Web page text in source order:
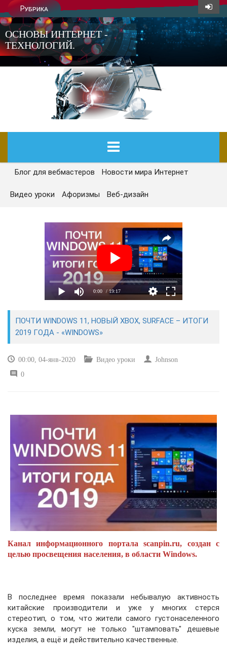
Рубрика
ОСНОВЫ ИНТЕРНЕТ -
ТЕХНОЛОГИЙ.
ГЛАВНАЯ
СЕГОДНЯ
САЙТОСТРОЕНИЕ
РЕМОНТ И СОВЕТЫ
ИНТЕРНЕТ И СВЯЗЬ
Блог для вебмастеров Новости мира Интернет
Видео уроки Афоризмы Веб-дизайн
0:00 / 19:17
ПОЧТИ WINDOWS 11, НОВЫЙ XBOX, SURFACE – ИТОГИ
2019 ГОДА - «WINDOWS»
00:00, 04-янв-2020 Видео уроки
Johnson
0
Канал информационного портала scanpin.ru, создан с
целью просвещения населения, в области Windows.
В последнее время показали небывалую активность
китайские производители и уже у многих стерся
стереотип, о том, что жители самого густонаселенного
куска земли, могут не только "штамповать" дешевые
изделия, а ещё и действительно качественные.